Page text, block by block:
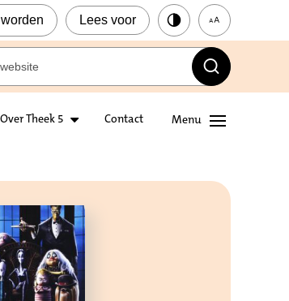
Lees voor
Over Theek 5 Contact